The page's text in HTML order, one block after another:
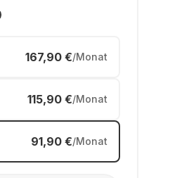
167,90 €/Monat
115,90 €/Monat
91,90 €/Monat